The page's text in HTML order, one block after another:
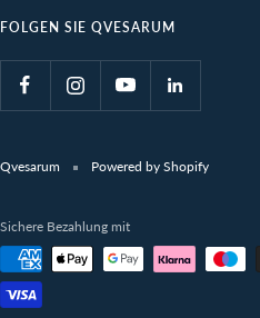
FOLGEN SIE QVESARUM
Qvesarum Powered by Shopify
Sichere Bezahlung mit